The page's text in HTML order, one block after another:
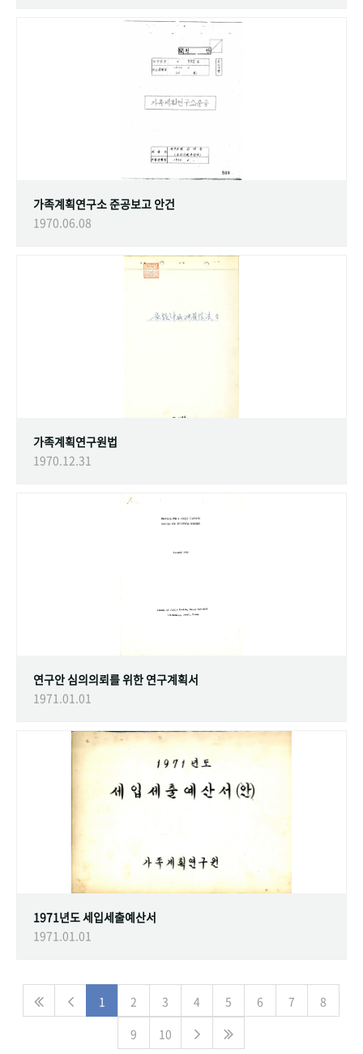
가족계획연구소 준공보고 안건
1970.06.08
가족계획연구원법
1970.12.31
연구안 심의의뢰를 위한 연구계획서
1971.01.01
1971년도 세입세출예산서
1971.01.01
1 2 3 4 5 6 7
8
9
10